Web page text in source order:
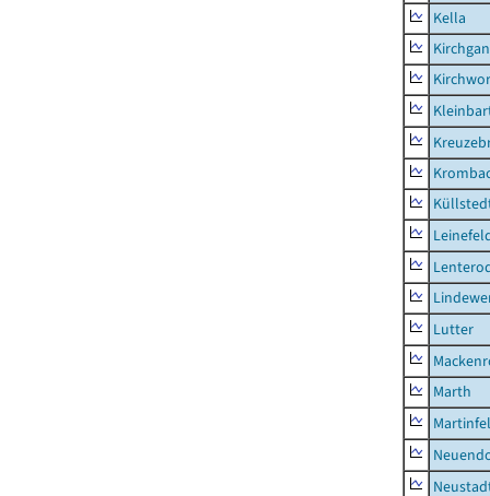
Kella
Lutter
Marth